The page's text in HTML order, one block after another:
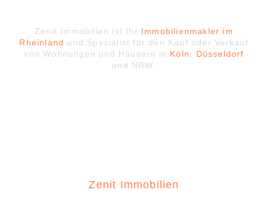
Zenit Immobilien ist Ihr Immobilienmakler im
Rheinland und Spezialist für den Kauf oder Verkauf
von Wohnungen und Häusern in Köln, Düsseldorf
und NRW.
Zenit Immobilien